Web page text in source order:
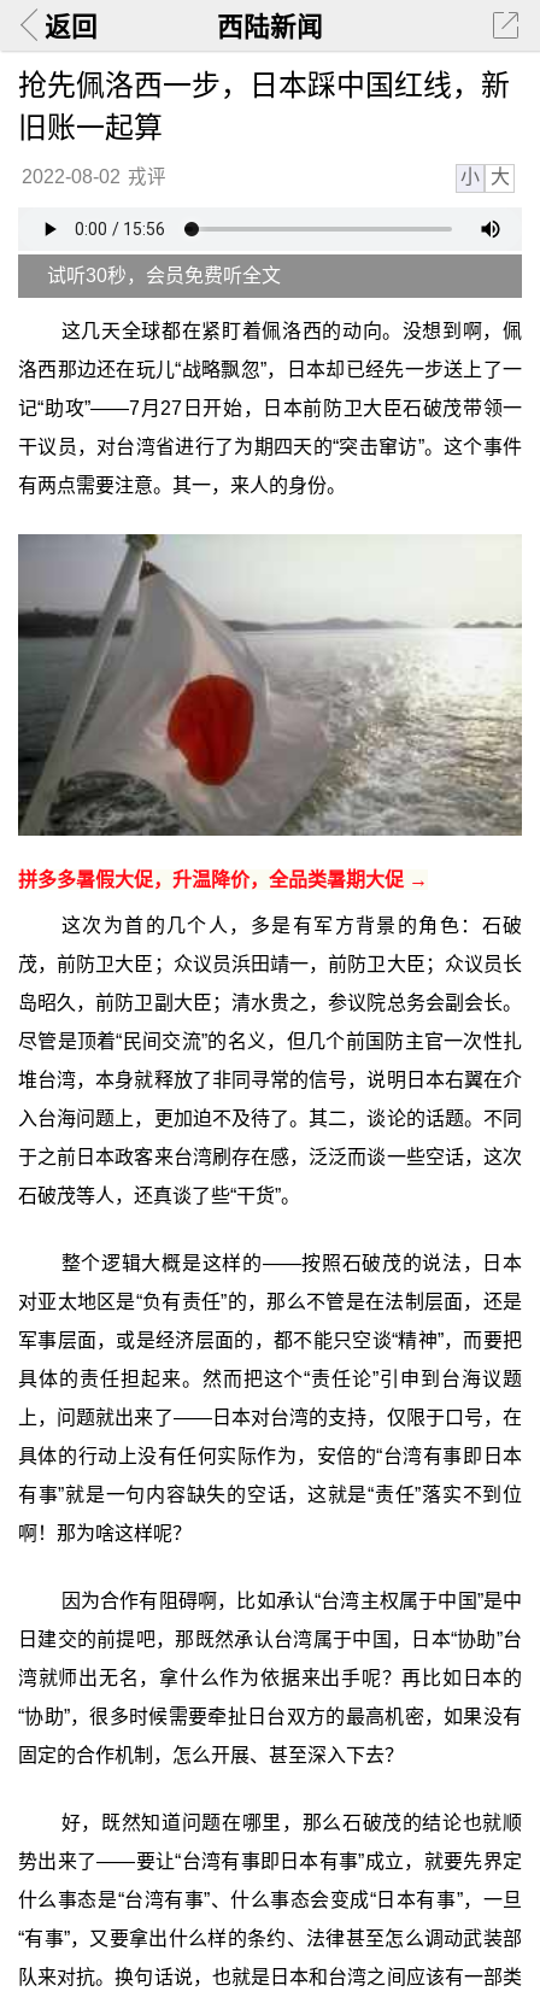
返回 西陆新闻
抢先佩洛西一步，日本踩中国红线，新
旧账一起算
2022-08-02 戎评 小 大
试听30秒，会员免费听全文
这几天全球都在紧盯着佩洛西的动向。没想到啊，佩
洛西那边还在玩儿“战略飘忽”，日本却已经先一步送上了一
记“助攻”——7月27日开始，日本前防卫大臣石破茂带领一
干议员，对台湾省进行了为期四天的“突击窜访”。这个事件
有两点需要注意。其一，来人的身份。
拼多多暑假大促，升温降价，全品类暑期大促 →
这次为首的几个人，多是有军方背景的角色：石破
茂，前防卫大臣；众议员浜田靖一，前防卫大臣；众议员长
岛昭久，前防卫副大臣；清水贵之，参议院总务会副会长。
尽管是顶着“民间交流”的名义，但几个前国防主官一次性扎
堆台湾，本身就释放了非同寻常的信号，说明日本右翼在介
入台海问题上，更加迫不及待了。其二，谈论的话题。不同
于之前日本政客来台湾刷存在感，泛泛而谈一些空话，这次
石破茂等人，还真谈了些“干货”。
整个逻辑大概是这样的——按照石破茂的说法，日本
对亚太地区是“负有责任”的，那么不管是在法制层面，还是
军事层面，或是经济层面的，都不能只空谈“精神”，而要把
具体的责任担起来。然而把这个“责任论”引申到台海议题
上，问题就出来了——日本对台湾的支持，仅限于口号，在
具体的行动上没有任何实际作为，安倍的“台湾有事即日本
有事”就是一句内容缺失的空话，这就是“责任”落实不到位
啊！那为啥这样呢？
因为合作有阻碍啊，比如承认“台湾主权属于中国”是中
日建交的前提吧，那既然承认台湾属于中国，日本“协助”台
湾就师出无名，拿什么作为依据来出手呢？再比如日本的
“协助”，很多时候需要牵扯日台双方的最高机密，如果没有
固定的合作机制，怎么开展、甚至深入下去？
好，既然知道问题在哪里，那么石破茂的结论也就顺
势出来了——要让“台湾有事即日本有事”成立，就要先界定
什么事态是“台湾有事”、什么事态会变成“日本有事”，一旦
“有事”，又要拿出什么样的条约、法律甚至怎么调动武装部
队来对抗。换句话说，也就是日本和台湾之间应该有一部类